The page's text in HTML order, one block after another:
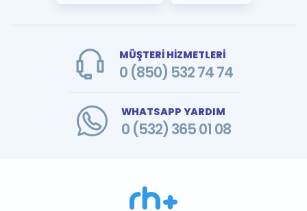
MÜŞTERİ HİZMETLERİ
0 (850) 532 74 74
WHATSAPP YARDIM
0 (532) 365 01 08